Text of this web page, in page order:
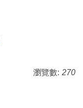
瀏覽數: 270